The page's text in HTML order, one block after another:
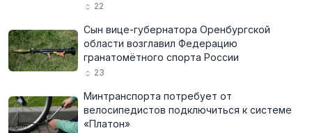
22
Сын вице-губернатора Оренбургской
области возглавил Федерацию
гранатомётного спорта России
23
Минтранспорта потребует от
велосипедистов подключиться к системе
«Платон»